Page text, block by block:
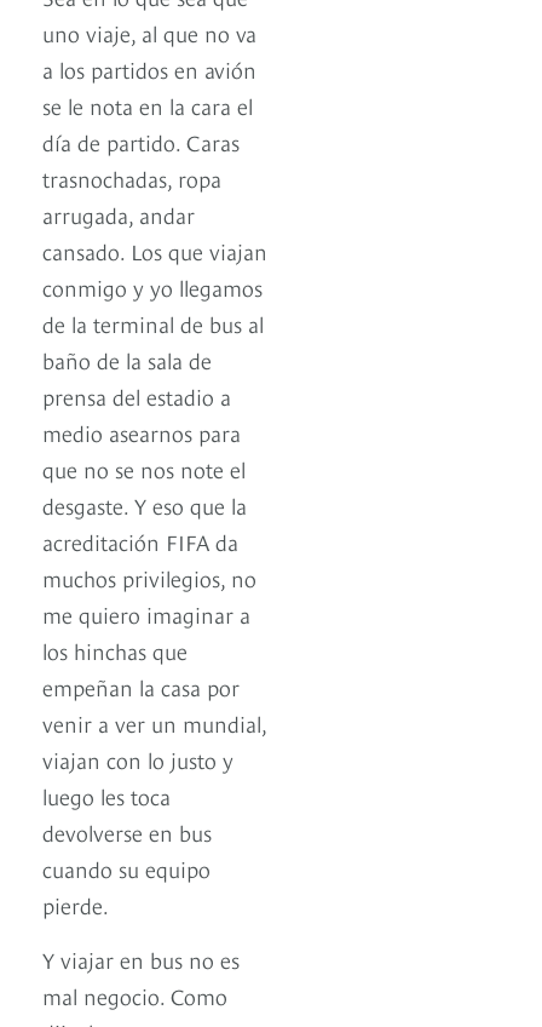
uno viaje, al que no va
a los partidos en avión
se le nota en la cara el
día de partido. Caras
trasnochadas, ropa
arrugada, andar
cansado. Los que viajan
conmigo y yo llegamos
de la terminal de bus al
baño de la sala de
prensa del estadio a
medio asearnos para
que no se nos note el
desgaste. Y eso que la
acreditación FIFA da
muchos privilegios, no
me quiero imaginar a
los hinchas que
empeñan la casa por
venir a ver un mundial,
viajan con lo justo y
luego les toca
devolverse en bus
cuando su equipo
pierde.
Y viajar en bus no es
mal negocio. Como